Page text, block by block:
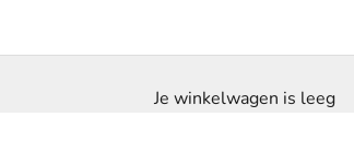
Je winkelwagen is leeg